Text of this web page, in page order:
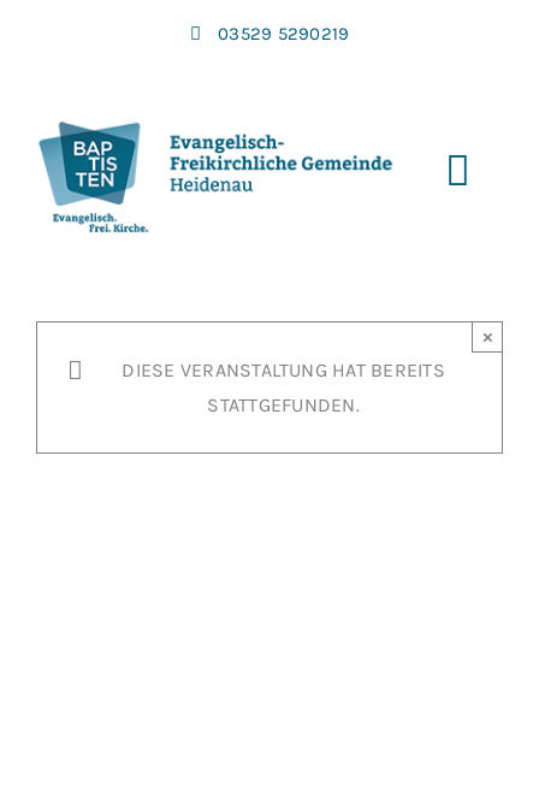
03529 5290219
DIESE VERANSTALTUNG HAT BEREITS
STATTGEFUNDEN.
×